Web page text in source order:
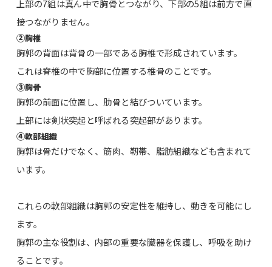
上部の7組は真ん中で胸骨とつながり、下部の5組は前方で直
接つながりません。
②胸椎
胸郭の背面は背骨の一部である胸椎で形成されています。
これは脊椎の中で胸部に位置する椎骨のことです。
③胸骨
胸郭の前面に位置し、肋骨と結びついています。
上部には剣状突起と呼ばれる突起部があります。
④軟部組織
胸郭は骨だけでなく、筋肉、靭帯、脂肪組織なども含まれて
います。
これらの軟部組織は胸郭の安定性を維持し、動きを可能にし
ます。
胸郭の主な役割は、内部の重要な臓器を保護し、呼吸を助け
ることです。